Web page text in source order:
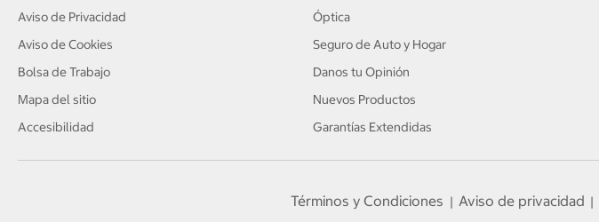
Aviso de Privacidad
Aviso de Cookies
Bolsa de Trabajo
Mapa del sitio
Accesibilidad
Óptica
Seguro de Auto y Hogar
Danos tu Opinión
Nuevos Productos
Garantías Extendidas
Términos y Condiciones | Aviso de privacidad |